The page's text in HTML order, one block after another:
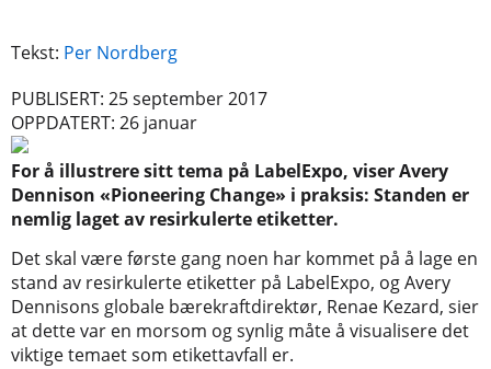
Tekst: Per Nordberg
PUBLISERT: 25 september 2017
OPPDATERT: 26 januar
For å illustrere sitt tema på LabelExpo, viser Avery
Dennison «Pioneering Change» i praksis: Standen er
nemlig laget av resirkulerte etiketter.
Det skal være første gang noen har kommet på å lage en
stand av resirkulerte etiketter på LabelExpo, og Avery
Dennisons globale bærekraftdirektør, Renae Kezard, sier
at dette var en morsom og synlig måte å visualisere det
viktige temaet som etikettavfall er.